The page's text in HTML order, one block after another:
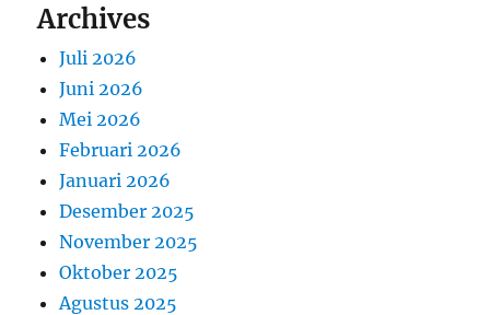
Archives
Juli 2026
Juni 2026
Mei 2026
Februari 2026
Januari 2026
Desember 2025
November 2025
Oktober 2025
Agustus 2025